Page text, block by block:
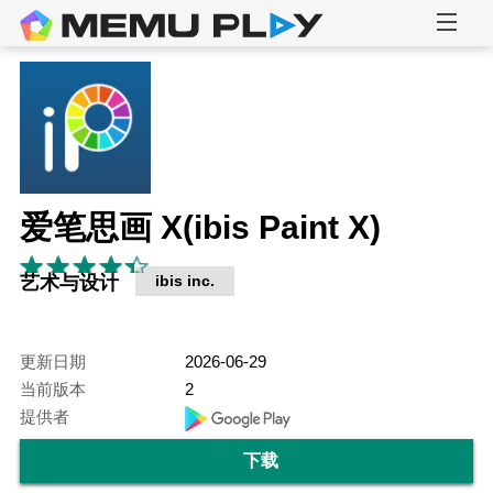
爱笔思画 X(ibis Paint X)
艺术与设计 ibis inc.
更新日期
2026-06-29
当前版本
2
提供者
下载